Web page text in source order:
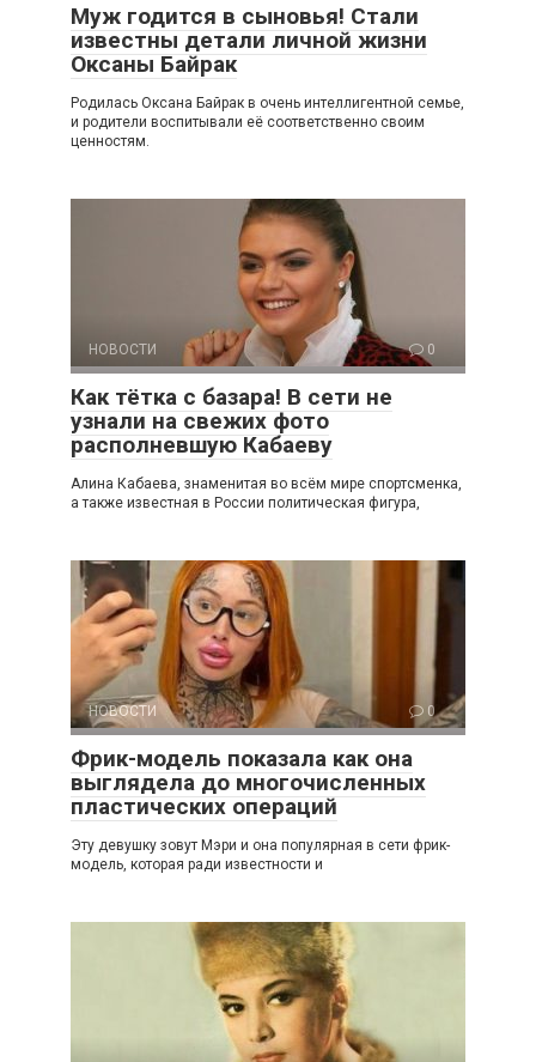
Муж годится в сыновья! Стали
известны детали личной жизни
Оксаны Байрак
Родилась Оксана Байрак в очень интеллигентной семье,
и родители воспитывали её соответственно своим
ценностям.
НОВОСТИ 0
Как тётка с базара! В сети не
узнали на свежих фото
располневшую Кабаеву
Алина Кабаева, знаменитая во всём мире спортсменка,
а также известная в России политическая фигура,
НОВОСТИ 0
Фрик-модель показала как она
выглядела до многочисленных
пластических операций
Эту девушку зовут Мэри и она популярная в сети фрик-
модель, которая ради известности и